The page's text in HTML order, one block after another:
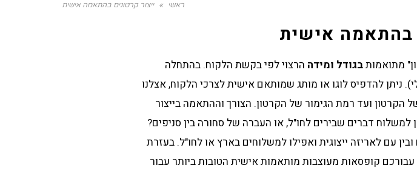
ראשי » ייצור קרטונים בהתאמה אישית
בהתאמה אישית
מתואמותבגודל ומידה הרצוי לפי בקשת הלקוח. בהתחלה
ניתן להדפיס לוגו או מותג שמותאם אישית לצרכי הלקוח, אצלנו
הקרטון ועד רמת הגימור של הקרטון. הצורך וההתאמה בייצור
דברים שבירים לחו"ל, או העברה של סחורה בין סניפים?
עם לאריזה ייצוגית ואפילו למשלוחים בארץ או לחו"ל. בעזרת
עבורכם קופסאות מעוצבות מותאמות אישית הטובות ביותר עבור